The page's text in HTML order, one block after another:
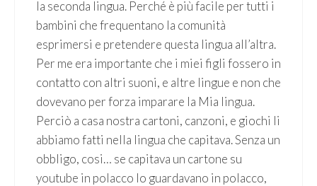
la seconda lingua. Perché è più facile per tutti i
bambini che frequentano la comunità
esprimersi e pretendere questa lingua all’altra.
Per me era importante che i miei figli fossero in
contatto con altri suoni, e altre lingue e non che
dovevano per forza imparare la Mia lingua.
Perciò a casa nostra cartoni, canzoni, e giochi li
abbiamo fatti nella lingua che capitava. Senza un
obbligo, cosi… se capitava un cartone su
youtube in polacco lo guardavano in polacco,